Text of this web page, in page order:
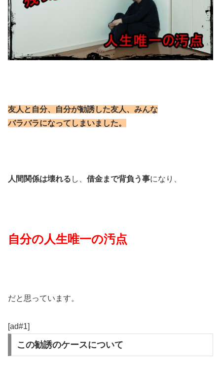
友人と自分、自分が勧誘した友人、みんな
バラバラになってしまいました。
人間関係は壊れる し、 借金まで背負う事になり、
自分の人生唯一の汚点
だと思っています。
[ad#1]
この勧誘のケースについて